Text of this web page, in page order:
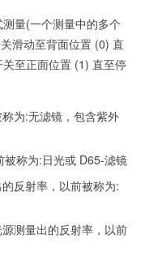
量(一个测量中的多个
滑动至背面位置 (0) 直
至正面位置 (1) 直至停
为:无滤镜，包含紫外
称为:日光或 D65-滤镜
反射率，以前被称为:
测量出的反射率，以前